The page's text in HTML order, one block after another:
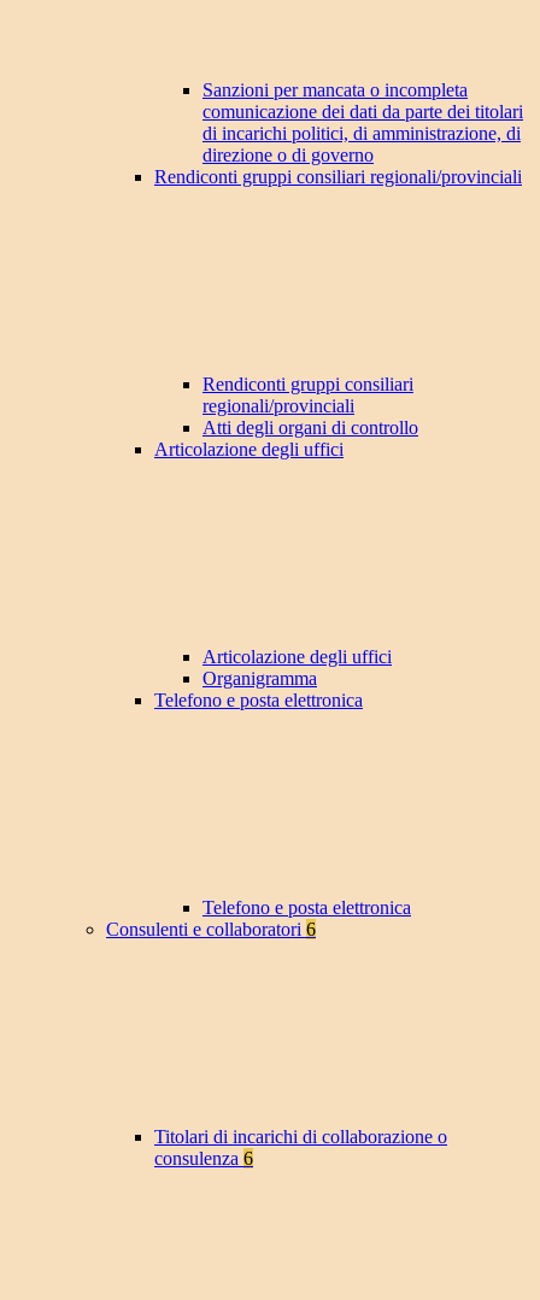
Sanzioni per mancata o incompleta
comunicazione dei dati da parte dei titolari
di incarichi politici, di amministrazione, di
direzione o di governo
Rendiconti gruppi consiliari regionali/provinciali
Rendiconti gruppi consiliari
regionali/provinciali
Atti degli organi di controllo
Articolazione degli uffici
Articolazione degli uffici
Organigramma
Telefono e posta elettronica
Telefono e posta elettronica
Consulenti e collaboratori 6
Titolari di incarichi di collaborazione o
consulenza 6